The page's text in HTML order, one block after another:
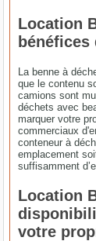
Location
bénéfices
La benne à
que le contenu
camions sont
déchets avec
marquer votre
commerciaux
conteneur à
emplacement
suffisamment
Location
votre